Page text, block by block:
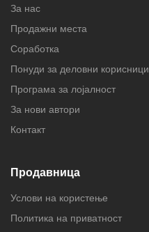
За нас
Продажни места
Соработка
Понуди за деловни корисници
Програма за лојалност
За нови автори
Контакт
Продавница
Услови на користење
Политика на приватност